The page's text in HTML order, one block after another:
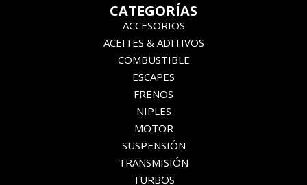
CATEGORÍAS
ACCESORIOS
ACEITES & ADITIVOS
COMBUSTIBLE
ESCAPES
FRENOS
NIPLES
MOTOR
SUSPENSIÓN
TRANSMISIÓN
TURBOS